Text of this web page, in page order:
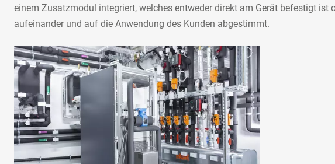
einem Zusatzmodul integriert, welches entweder direkt am Gerät befestigt
aufeinander und auf die Anwendung des Kunden abgestimmt.